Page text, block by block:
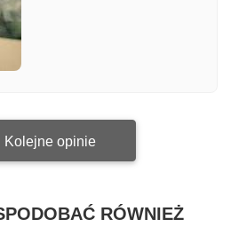
Kolejne opinie
RÓWNIEŻ